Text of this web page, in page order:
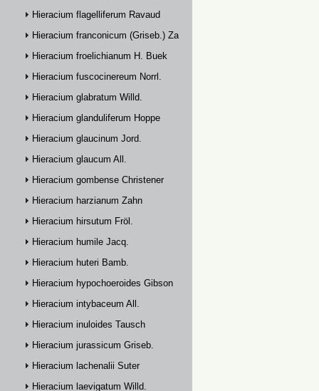
Hieracium flagelliferum Ravaud
Hieracium franconicum (Griseb.) Zahn
Hieracium froelichianum H. Buek
Hieracium fuscocinereum Norrl.
Hieracium glabratum Willd.
Hieracium glanduliferum Hoppe
Hieracium glaucinum Jord.
Hieracium glaucum All.
Hieracium gombense Christener
Hieracium harzianum Zahn
Hieracium hirsutum Fröl.
Hieracium humile Jacq.
Hieracium huteri Bamb.
Hieracium hypochoeroides Gibson
Hieracium intybaceum All.
Hieracium inuloides Tausch
Hieracium jurassicum Griseb.
Hieracium lachenalii Suter
Hieracium laevigatum Willd.